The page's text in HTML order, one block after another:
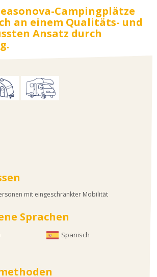
Campingplätze
an einem Qualitäts- und
Ansatz durch
mit eingeschränkter Mobilität
Sprachen
Spanisch